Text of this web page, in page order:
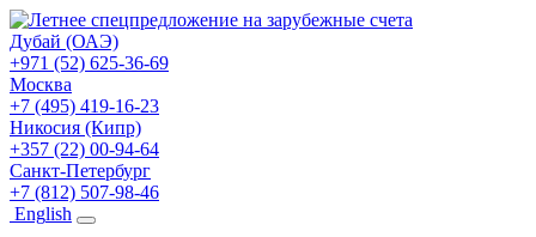
Дубай (ОАЭ)
+971 (52) 625-36-69
Москва
+7 (495) 419-16-23
Никосия (Кипр)
+357 (22) 00-94-64
Санкт-Петербург
+7 (812) 507-98-46
English